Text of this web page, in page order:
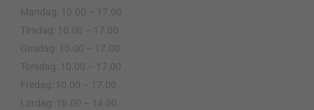
Mandag: 10.00 – 17.00
Tirsdag: 10.00 – 17.00
Onsdag: 10.00 – 17.00
Torsdag: 10.00 – 17.00
Fredag: 10.00 – 17.00
Lørdag: 10.00 – 14.00